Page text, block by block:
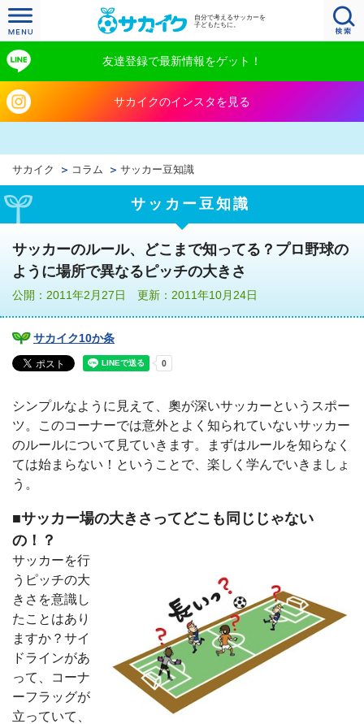
自分で考えるサッカーを
子どもたちに。
友達登録で最新情報をゲット！
サカイクのインスタを見る
サカイク コラム サッカー豆知識
サッカー豆知識
サッカーのルール、どこまで知ってる？プロ野球の
ように場所で異なるピッチの大きさ
公開：2011年2月27日 更新：2011年10月24日
サカイク10か条
シンプルなように見えて、奧が深いサッカーというスポー
ツ。このコーナーでは意外とよく知られていないサッカー
のルールについて見ていきます。まずはルールを知らなく
ては始まらない！ということで、楽しく学んでいきましょ
う。
■サッカー場の大きさってどこも同じじゃない
の！？
サッカーを行
うピッチの大
きさを意識し
たことはあり
ますか？サイ
ドラインがあ
って、コーナ
ーフラッグが
立っていて、